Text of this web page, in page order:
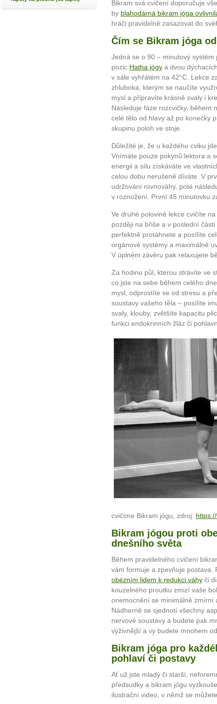
10 tipů
...
Máte pocit, že jste unaveni
Jak vnést do života
Jak být šťastnější
Bikram svá cvičení doporučuje
by blahodárná bikram jóga
hráči pravidelně zasazovat do
Čím se Bikram jóga
Jedná se o 90 – minutový
pozic Hatha jógy a dvou
v sále vyhřátém na 42°C. Lekce
zhluboka, kterým se naučíte
mysl a připravíte krásně svaly i
Následuje fáze rozcvičky, během
celé tělo od hlavy až po konečky
skupinu poloh ve stoje.
Důležité je, že u každého cviku
Vnímáte pouze pokynů lektora a
energii a sílu získáváte ve
celou dobu nerušeně díváte. V
udržování rovnováhy, poté
v roznožení. První 45 minutovku
Ve druhé polovině lekce cvičíte
později na břiše a v poslední
perfektně protáhnete a posílíte
orgánové systémy a maximálně
V úplném závěru pak relaxujete
Za hodinu půl, kterou strávíte ve
co jste na sebe během celého
mysl, odprostíte se od stresu a
soustavy vašeho těla – posílíte
svaly, klouby, zvětšíte kapacitu
funkci endokrinních žláz či
cvičíme Bikram jógu, zdroj:
Bikram jógou proti
dnešního světa
Během pravidelného cvičení
vám formuje a zpevňuje
obézním lidem k redukci váhy či
kouzelného proutku zmizí vaše
onemocnění se minimálně zmírní
Nádherně se sjednotí všechny
nervové soustavy a budete pak
výživnější a vy budete mnohem
Bikram jóga pro
pohlaví či postavy
Ať už jste mladý či starší,
předsudky a bikram jógu
ilustrační video, v němž se